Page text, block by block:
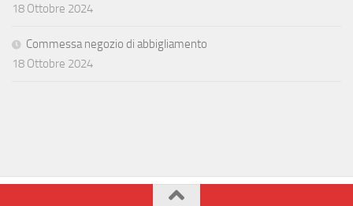
18 Ottobre 2024
Commessa negozio di abbigliamento
18 Ottobre 2024